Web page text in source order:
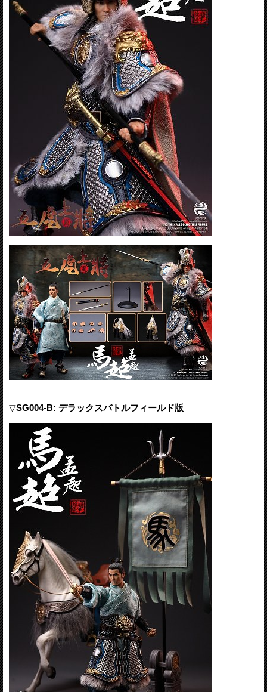
▽SG004-B: デラックスバトルフィールド版